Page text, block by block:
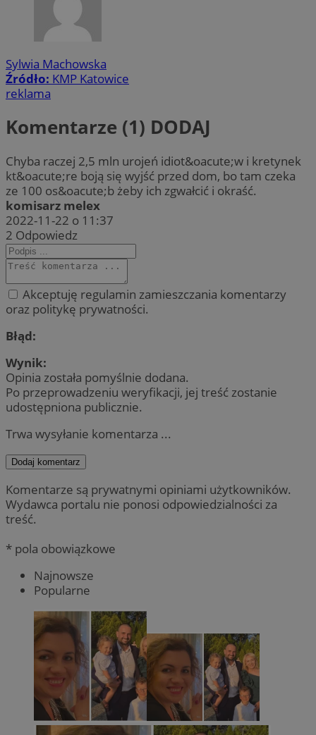
Sylwia Machowska
Źródło: KMP Katowice
reklama
Komentarze (1) DODAJ
Chyba raczej 2,5 mln urojeń idiot&oacute;w i kretynek
kt&oacute;re boją się wyjść przed dom, bo tam czeka
ze 100 os&oacute;b żeby ich zgwałcić i okraść.
komisarz melex
2022-11-22 o 11:37
2 Odpowiedz
Akceptuję regulamin zamieszczania komentarzy
oraz politykę prywatności.
Błąd:
Wynik:
Opinia została pomyślnie dodana.
Po przeprowadzeniu weryfikacji, jej treść zostanie
udostępniona publicznie.
Trwa wysyłanie komentarza ...
Dodaj komentarz
Komentarze są prywatnymi opiniami użytkowników.
Wydawca portalu nie ponosi odpowiedzialności za
treść.
* pola obowiązkowe
Najnowsze
Popularne